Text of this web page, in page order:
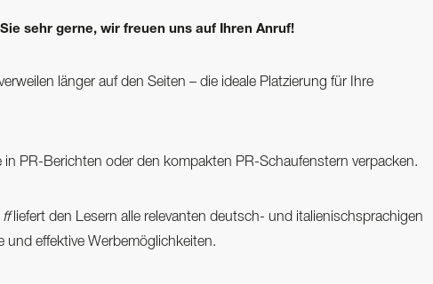
sehr gerne, wir freuen uns auf Ihren Anruf!
länger auf den Seiten – die ideale Platzierung für Ihre
in PR-Berichten oder den kompakten PR-Schaufenstern verpacken.
ffliefert den Lesern alle relevanten deutsch- und italienischsprachigen
und effektive Werbemöglichkeiten.